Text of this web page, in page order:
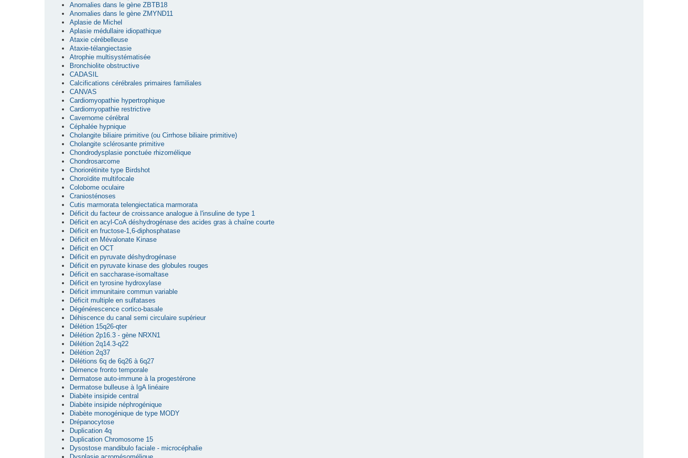
Anomalies dans le gène ZBTB18
Anomalies dans le gène ZMYND11
Aplasie de Michel
Aplasie médullaire idiopathique
Ataxie cérébelleuse
Ataxie-télangiectasie
Atrophie multisystématisée
Bronchiolite obstructive
CADASIL
Calcifications cérébrales primaires familiales
CANVAS
Cardiomyopathie hypertrophique
Cardiomyopathie restrictive
Cavernome cérébral
Céphalée hypnique
Cholangite biliaire primitive (ou Cirrhose biliaire primitive)
Cholangite sclérosante primitive
Chondrodysplasie ponctuée rhizomélique
Chondrosarcome
Choriorétinite type Birdshot
Choroïdite multifocale
Colobome oculaire
Craniosténoses
Cutis marmorata telengiectatica marmorata
Déficit du facteur de croissance analogue à l'insuline de type 1
Déficit en acyl-CoA déshydrogénase des acides gras à chaîne courte
Déficit en fructose-1,6-diphosphatase
Déficit en Mévalonate Kinase
Déficit en OCT
Déficit en pyruvate déshydrogénase
Déficit en pyruvate kinase des globules rouges
Déficit en saccharase-isomaltase
Déficit en tyrosine hydroxylase
Déficit immunitaire commun variable
Déficit multiple en sulfatases
Dégénérescence cortico-basale
Déhiscence du canal semi circulaire supérieur
Délétion 15q26-qter
Délétion 2p16.3 - gène NRXN1
Délétion 2q14.3-q22
Délétion 2q37
Délétions 6q de 6q26 à 6q27
Démence fronto temporale
Dermatose auto-immune à la progestérone
Dermatose bulleuse à IgA linéaire
Diabète insipide central
Diabète insipide néphrogénique
Diabète monogénique de type MODY
Drépanocytose
Duplication 4q
Duplication Chromosome 15
Dysostose mandibulo faciale - microcéphalie